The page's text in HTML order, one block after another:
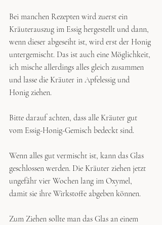
Bei manchen Rezepten wird zuerst ein
Kräuterauszug im Essig hergestellt und dann,
wenn dieser abgeseiht ist, wird erst der Honig
untergemischt. Das ist auch eine Möglichkeit,
ich mische allerdings alles gleich zusammen
und lasse die Kräuter in Apfelessig und
Honig ziehen.
Bitte darauf achten, dass alle Kräuter gut
vom Essig-Honig-Gemisch bedeckt sind.
Wenn alles gut vermischt ist, kann das Glas
geschlossen werden. Die Kräuter ziehen jetzt
ungefähr vier Wochen lang im Oxymel,
damit sie ihre Wirkstoffe abgeben können.
Zum Ziehen sollte man das Glas an einem